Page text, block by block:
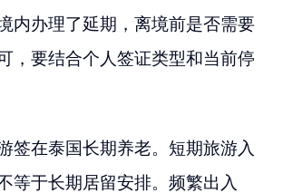
内办理了延期，离境前是否需要
，要结合个人签证类型和当前停
签在泰国长期养老。短期旅游入
等于长期居留安排。频繁出入